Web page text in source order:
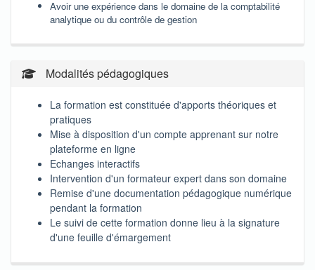
Avoir une expérience dans le domaine de la comptabilité
analytique ou du contrôle de gestion
Modalités pédagogiques
La formation est constituée d'apports théoriques et
pratiques
Mise à disposition d'un compte apprenant sur notre
plateforme en ligne
Echanges interactifs
Intervention d'un formateur expert dans son domaine
Remise d'une documentation pédagogique numérique
pendant la formation
Le suivi de cette formation donne lieu à la signature
d'une feuille d'émargement